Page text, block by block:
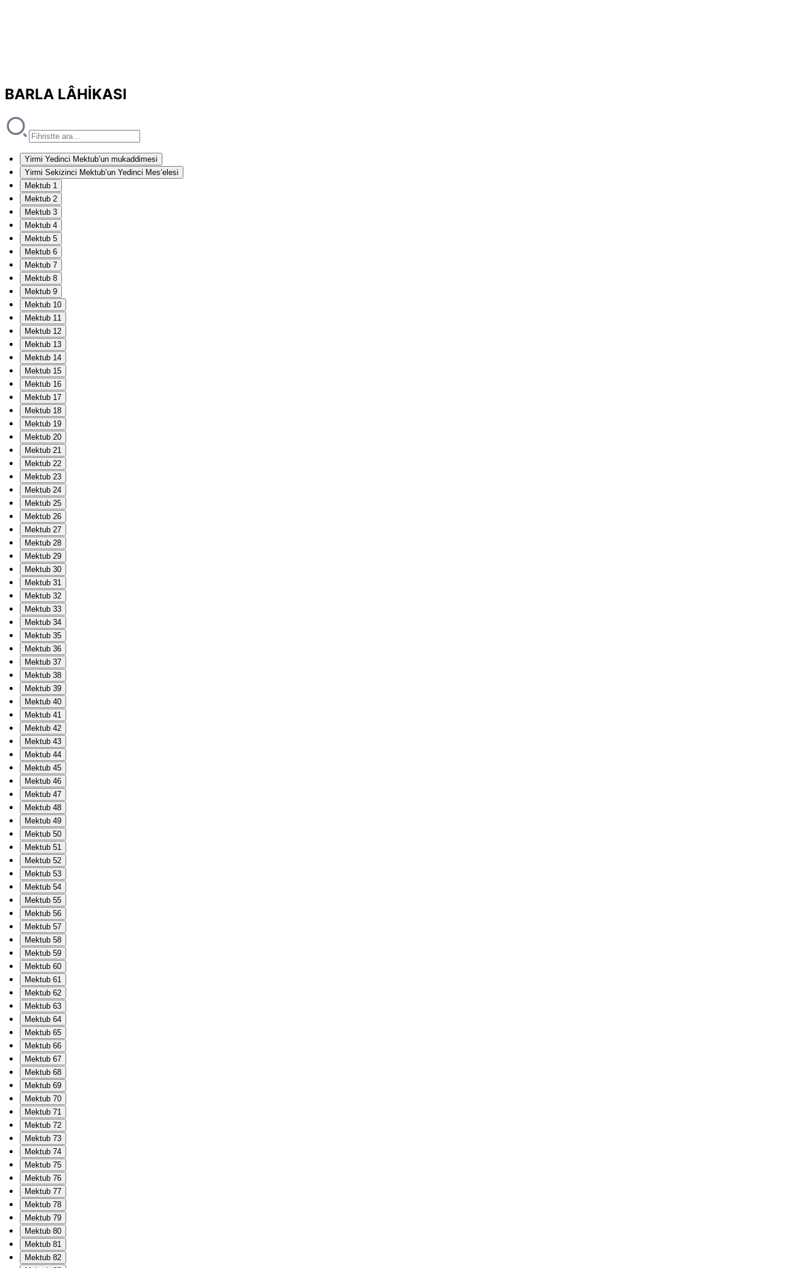
BARLA LÂHİKASI
Yirmi Yedinci Mektub’un mukaddimesi
Yirmi Sekizinci Mektub’un Yedinci Mes’elesi
Mektub 1
Mektub 2
Mektub 3
Mektub 4
Mektub 5
Mektub 6
Mektub 7
Mektub 8
Mektub 9
Mektub 10
Mektub 11
Mektub 12
Mektub 13
Mektub 14
Mektub 15
Mektub 16
Mektub 17
Mektub 18
Mektub 19
Mektub 20
Mektub 21
Mektub 22
Mektub 23
Mektub 24
Mektub 25
Mektub 26
Mektub 27
Mektub 28
Mektub 29
Mektub 30
Mektub 31
Mektub 32
Mektub 33
Mektub 34
Mektub 35
Mektub 36
Mektub 37
Mektub 38
Mektub 39
Mektub 40
Mektub 41
Mektub 42
Mektub 43
Mektub 44
Mektub 45
Mektub 46
Mektub 47
Mektub 48
Mektub 49
Mektub 50
Mektub 51
Mektub 52
Mektub 53
Mektub 54
Mektub 55
Mektub 56
Mektub 57
Mektub 58
Mektub 59
Mektub 60
Mektub 61
Mektub 62
Mektub 63
Mektub 64
Mektub 65
Mektub 66
Mektub 67
Mektub 68
Mektub 69
Mektub 70
Mektub 71
Mektub 72
Mektub 73
Mektub 74
Mektub 75
Mektub 76
Mektub 77
Mektub 78
Mektub 79
Mektub 80
Mektub 81
Mektub 82